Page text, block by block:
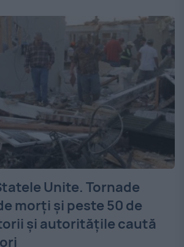
Unite. Tornade
morţi şi peste 50 de
şi autorităţile caută